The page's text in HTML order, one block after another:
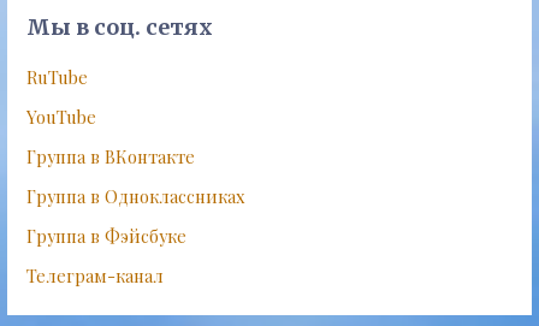
Мы в соц. сетях
RuTube
YouTube
Группа в ВКонтакте
Группа в Одноклассниках
Группа в Фэйсбуке
Телеграм-канал